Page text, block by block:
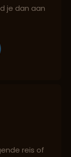
en milieu
je dan aan
reis of